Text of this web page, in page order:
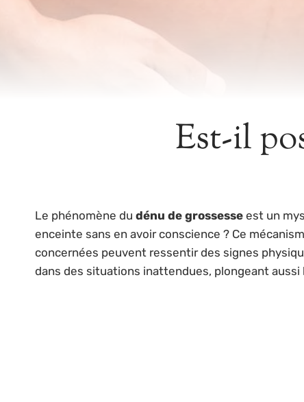
Est-il
Le phénomène du dénu de grossesse est un
enceinte sans en avoir conscience ? Ce
concernées peuvent ressentir des signes
dans des situations inattendues, plongeant